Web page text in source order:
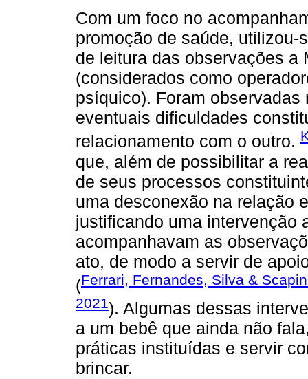
Com um foco no
promoção de saúde,
de leitura das observações a
(considerados como
psíquico). Foram
eventuais dificuldades
relacionamento com o outro.
que, além de possibilitar a
de seus processos
uma desconexão na relação
justificando uma intervenção
acompanhavam as
ato, de modo a servir de
(Ferrari, Fernandes, Silva &
2021). Algumas dessas
a um bebê que ainda não
práticas instituídas e servir
brincar.